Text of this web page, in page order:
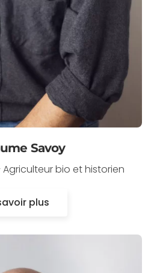
Savoy
bio et historien
plus